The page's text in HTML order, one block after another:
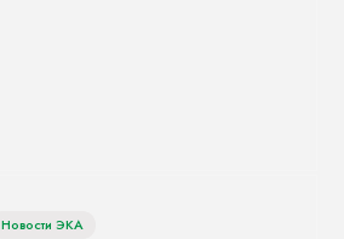
Новости ЭКА